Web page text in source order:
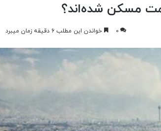
مسکن شده‌اند؟
۰ خواندن این مطلب ۶ دقیقه زمان میبرد